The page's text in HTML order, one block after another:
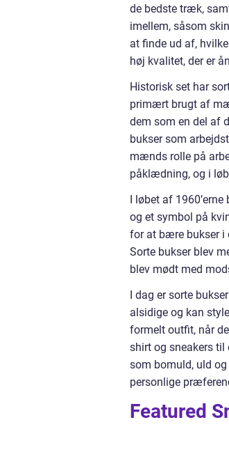
de bedste træk,
imellem, såsom
at finde ud af,
høj kvalitet, der er
Historisk set har
primært brugt af
dem som en del af
bukser som
mænds rolle på
påklædning, og i
I løbet af
og et symbol på
for at bære bukser i
Sorte bukser blev
blev mødt med
I dag er sorte
alsidige og kan
formelt outfit, når
shirt og sneakers
som bomuld, uld
personlige
Featured